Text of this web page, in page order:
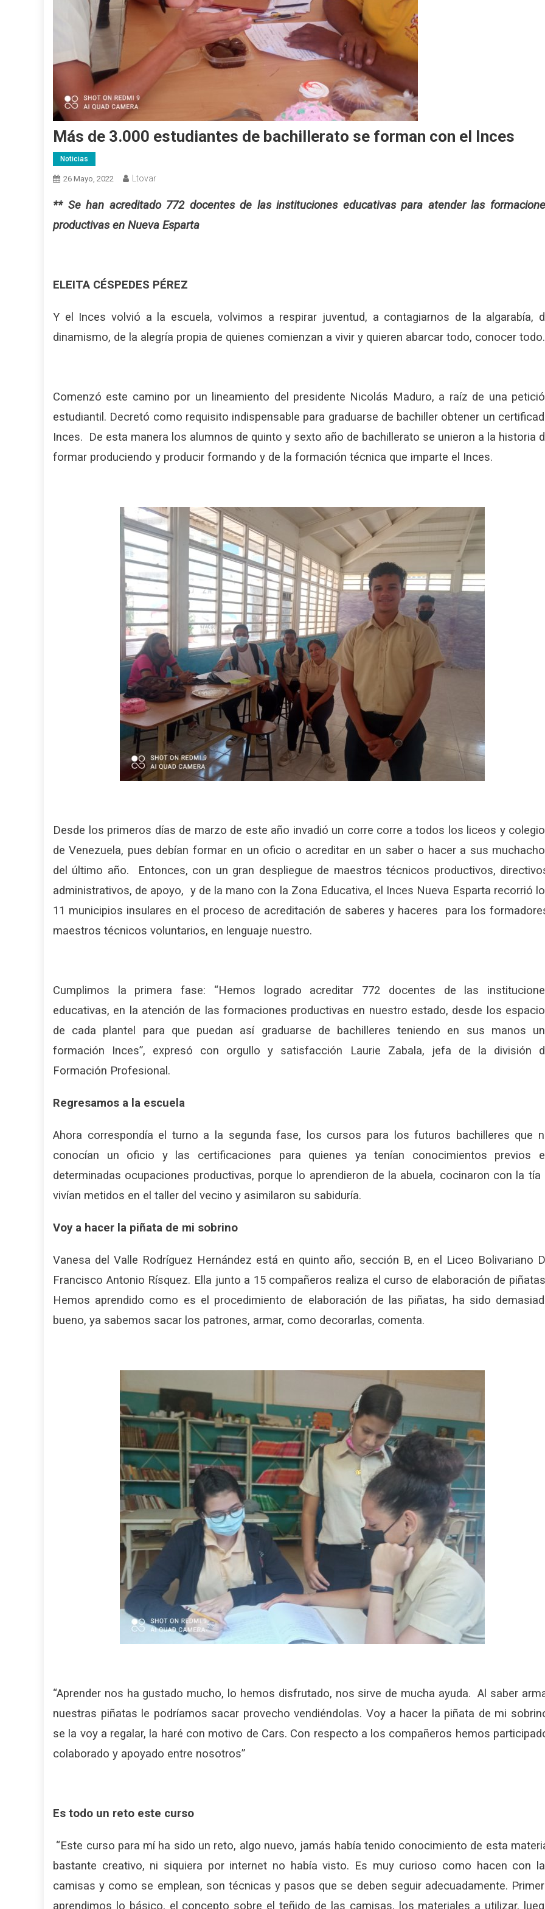
Más de 3.000 estudiantes de bachillerato se forman con el Inces
Noticias
26 Mayo, 2022 Ltovar
** Se han acreditado 772 docentes de las instituciones educativas para atender las
productivas en Nueva Esparta
ELEITA CÉSPEDES PÉREZ
Y el Inces volvió a la escuela, volvimos a respirar juventud, a contagiarnos de la algarabía,
dinamismo, de la alegría propia de quienes comienzan a vivir y quieren abarcar todo, conocer todo.
Comenzó este camino por un lineamiento del presidente Nicolás Maduro, a raíz de una
estudiantil. Decretó como requisito indispensable para graduarse de bachiller obtener un
Inces. De esta manera los alumnos de quinto y sexto año de bachillerato se unieron a la historia
formar produciendo y producir formando y de la formación técnica que imparte el Inces.
Desde los primeros días de marzo de este año invadió un corre corre a todos los liceos y
de Venezuela, pues debían formar en un oficio o acreditar en un saber o hacer a sus
del último año. Entonces, con un gran despliegue de maestros técnicos productivos,
administrativos, de apoyo, y de la mano con la Zona Educativa, el Inces Nueva Esparta recorrió
11 municipios insulares en el proceso de acreditación de saberes y haceres para los
maestros técnicos voluntarios, en lenguaje nuestro.
Cumplimos la primera fase: “Hemos logrado acreditar 772 docentes de las
educativas, en la atención de las formaciones productivas en nuestro estado, desde los
de cada plantel para que puedan así graduarse de bachilleres teniendo en sus manos
formación Inces”, expresó con orgullo y satisfacción Laurie Zabala, jefa de la división
Formación Profesional.
Regresamos a la escuela
Ahora correspondía el turno a la segunda fase, los cursos para los futuros bachilleres que
conocían un oficio y las certificaciones para quienes ya tenían conocimientos previos
determinadas ocupaciones productivas, porque lo aprendieron de la abuela, cocinaron con la tía
vivían metidos en el taller del vecino y asimilaron su sabiduría.
Voy a hacer la piñata de mi sobrino
Vanesa del Valle Rodríguez Hernández está en quinto año, sección B, en el Liceo Bolivariano
Francisco Antonio Rísquez. Ella junto a 15 compañeros realiza el curso de elaboración de
Hemos aprendido como es el procedimiento de elaboración de las piñatas, ha sido
bueno, ya sabemos sacar los patrones, armar, como decorarlas, comenta.
“Aprender nos ha gustado mucho, lo hemos disfrutado, nos sirve de mucha ayuda. Al saber
nuestras piñatas le podríamos sacar provecho vendiéndolas. Voy a hacer la piñata de mi
se la voy a regalar, la haré con motivo de Cars. Con respecto a los compañeros hemos
colaborado y apoyado entre nosotros”
Es todo un reto este curso
“Este curso para mí ha sido un reto, algo nuevo, jamás había tenido conocimiento de esta
bastante creativo, ni siquiera por internet no había visto. Es muy curioso como hacen con
camisas y como se emplean, son técnicas y pasos que se deben seguir adecuadamente.
aprendimos lo básico, el concepto sobre el teñido de las camisas, los materiales a utilizar,